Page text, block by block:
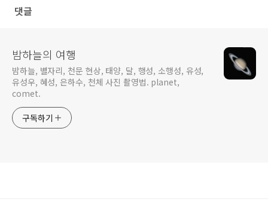
댓글
밤하늘의 여행
밤하늘, 별자리, 천문 현상, 태양, 달, 행성, 소행성, 유성,
유성우, 혜성, 은하수, 천체 사진 촬영법. planet,
comet.
구독하기